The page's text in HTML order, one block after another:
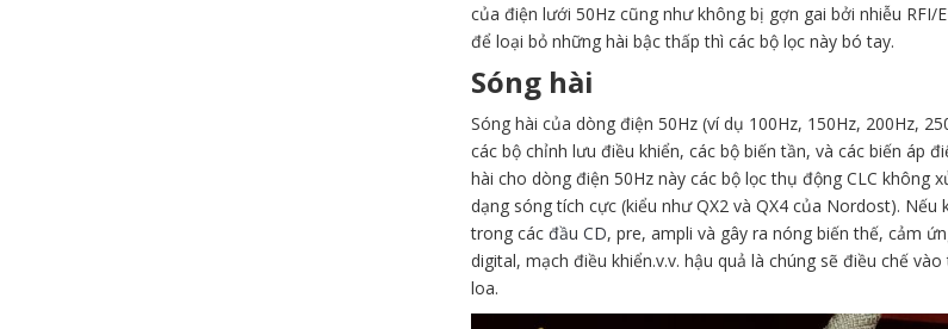
của điện lưới 50Hz cũng như không bị gợn gai bởi nhiễu RFI/
để loại bỏ những hài bậc thấp thì các bộ lọc này bó tay.
Sóng hài
Sóng hài của dòng điện 50Hz (ví dụ 100Hz, 150Hz, 200Hz,
các bộ chỉnh lưu điều khiển, các bộ biến tần, và các biến áp
hài cho dòng điện 50Hz này các bộ lọc thụ động CLC không
dạng sóng tích cực (kiểu như QX2 và QX4 của Nordost).
trong các đầu CD, pre, ampli và gây ra nóng biến thế, cảm
digital, mạch điều khiển.v.v. hậu quả là chúng sẽ điều chế
loa.